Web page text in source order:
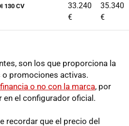
130 CV
33.240
€
35.340
€
son los que proporciona la
promociones activas.
o no con la marca, por
en el configurador oficial.
recordar que el precio del